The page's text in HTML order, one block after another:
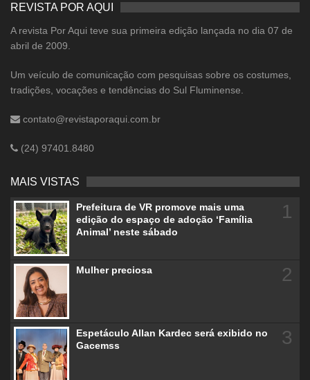
REVISTA POR AQUI
A revista Por Aqui teve sua primeira edição lançada no dia 07 de
abril de 2009.
Um veículo de comunicação com pesquisas sobre os costumes,
tradições, vocações e tendências do Sul Fluminense.
contato@revistaporaqui.com.br
(24) 97401.8480
MAIS VISTAS
Prefeitura de VR promove mais uma
edição do espaço de adoção ‘Família
Animal’ neste sábado
1
Mulher preciosa 2
Espetáculo Allan Kardec será exibido no
Gacemss
3